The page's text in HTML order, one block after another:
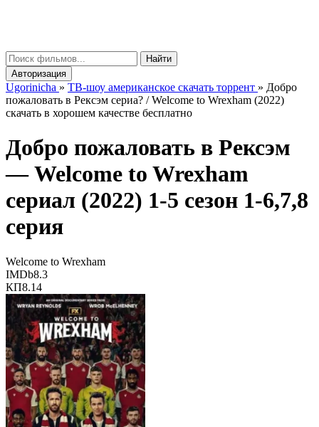
Найти
Авторизация
Ugorinicha » ТВ-шоу американское скачать торрент » Добро
пожаловать в Рексэм сериа? / Welcome to Wrexham (2022)
скачать в хорошем качестве бесплатно
Добро пожаловать в Рексэм
—Welcome to Wrexham
сериал (2022) 1-5 сезон 1-6,7,8
серия
Welcome to Wrexham
IMDb8.3
КП8.14